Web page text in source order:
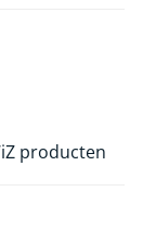
producten